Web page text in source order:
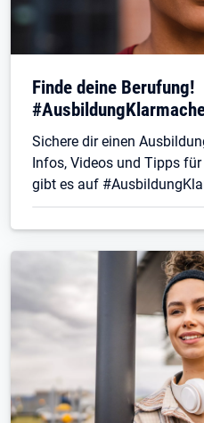
Finde deine Berufung!
Sichere dir einen
Infos, Videos und Tipps
gibt es auf